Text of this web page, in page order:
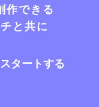
作できる
と共に
タートする